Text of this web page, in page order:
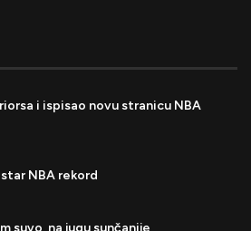
i ispisao novu stranicu NBA
NBA rekord
suvo, na jugu sunčanije